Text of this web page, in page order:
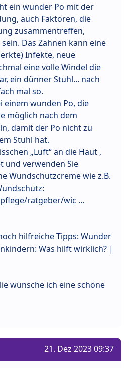
ein wunder Po mit der
auch Faktoren, die
zusammentreffen,
Das Zahnen kann eine
Infekte, neue
eine volle Windel die
ein dünner Stuhl... nach
mal so.
einem wunden Po, die
möglich nach dem
damit der Po nicht zu
Stuhl hat.
„Luft“ an die Haut ,
und verwenden Sie
Wundschutzcreme wie z.B.
ratgeber/wic ...
hilfreiche Tipps: Wunder
Was hilft wirklich? |
wünsche ich eine schöne
21. Dez 2023 09:37